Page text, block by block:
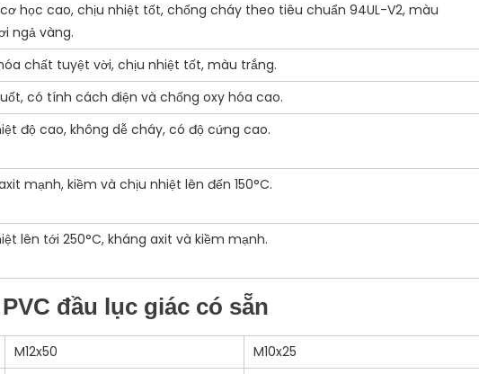
học cao, chịu nhiệt tốt, chống cháy theo tiêu chuẩn 94UL-V2, màu
ngả vàng.
chất tuyệt vời, chịu nhiệt tốt, màu trắng.
có tính cách điện và chống oxy hóa cao.
độ cao, không dễ cháy, có độ cứng cao.
mạnh, kiềm và chịu nhiệt lên đến 150°C.
lên tới 250°C, kháng axit và kiềm mạnh.
đầu lục giác có sẵn
M12x50
M10x25